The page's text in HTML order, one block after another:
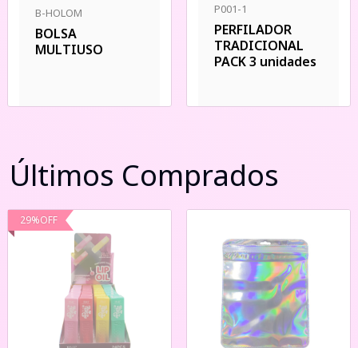
B-HOLOM
BOLSA
MULTIUSO
P001-1
PERFILADOR
TRADICIONAL
PACK 3 unidades
Últimos Comprados
29%OFF